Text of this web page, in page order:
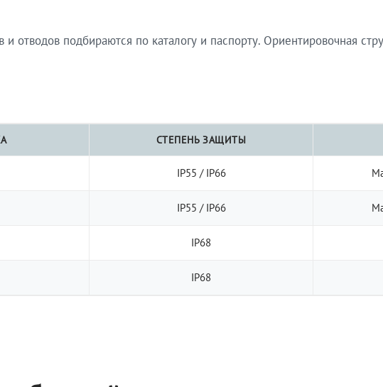
отводов подбираются по каталогу и паспорту. Ориентировочная
СТЕПЕНЬ ЗАЩИТЫ
IP55 / IP66
IP55 / IP66
IP68
IP68